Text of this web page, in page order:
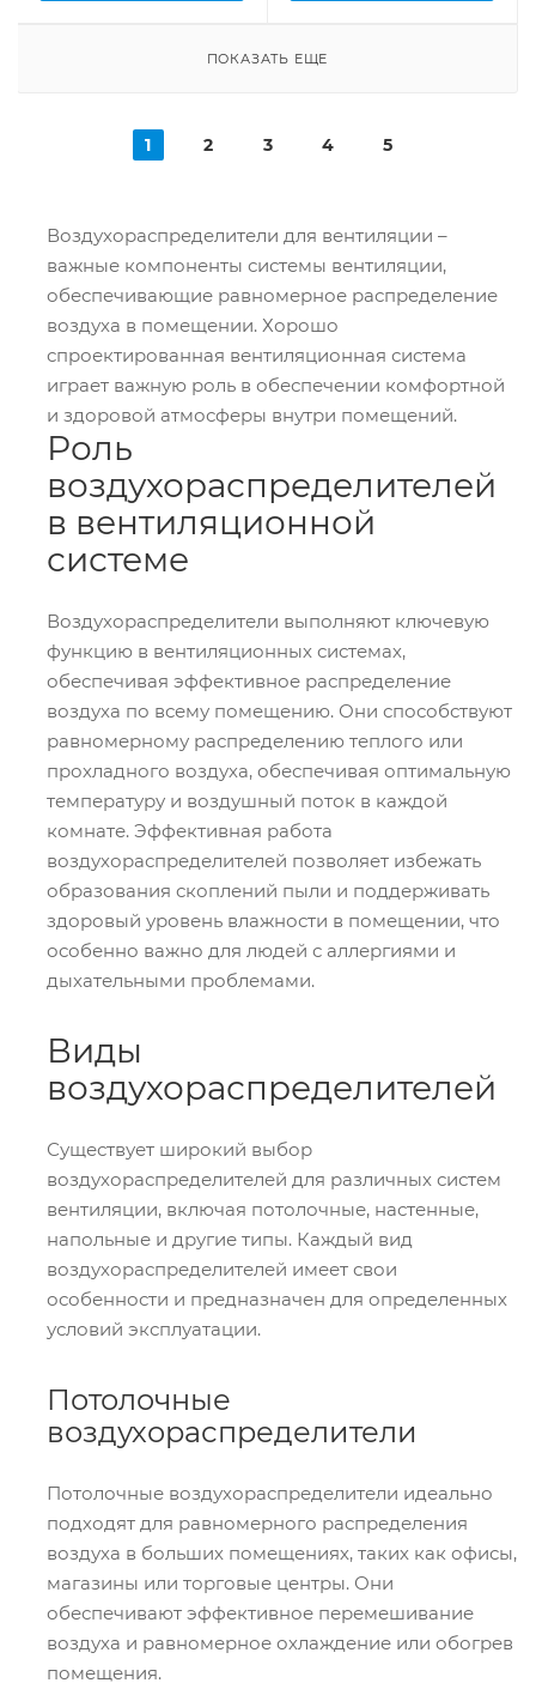
ПОКАЗАТЬ ЕЩЕ
1 2 3 4 5
Воздухораспределители для вентиляции –
важные компоненты системы вентиляции,
обеспечивающие равномерное распределение
воздуха в помещении. Хорошо
спроектированная вентиляционная система
играет важную роль в обеспечении комфортной
и здоровой атмосферы внутри помещений.
Роль
воздухораспределителей
в вентиляционной
системе
Воздухораспределители выполняют ключевую
функцию в вентиляционных системах,
обеспечивая эффективное распределение
воздуха по всему помещению. Они способствуют
равномерному распределению теплого или
прохладного воздуха, обеспечивая оптимальную
температуру и воздушный поток в каждой
комнате. Эффективная работа
воздухораспределителей позволяет избежать
образования скоплений пыли и поддерживать
здоровый уровень влажности в помещении, что
особенно важно для людей с аллергиями и
дыхательными проблемами.
Виды
воздухораспределителей
Существует широкий выбор
воздухораспределителей для различных систем
вентиляции, включая потолочные, настенные,
напольные и другие типы. Каждый вид
воздухораспределителей имеет свои
особенности и предназначен для определенных
условий эксплуатации.
Потолочные
воздухораспределители
Потолочные воздухораспределители идеально
подходят для равномерного распределения
воздуха в больших помещениях, таких как офисы,
магазины или торговые центры. Они
обеспечивают эффективное перемешивание
воздуха и равномерное охлаждение или обогрев
помещения.